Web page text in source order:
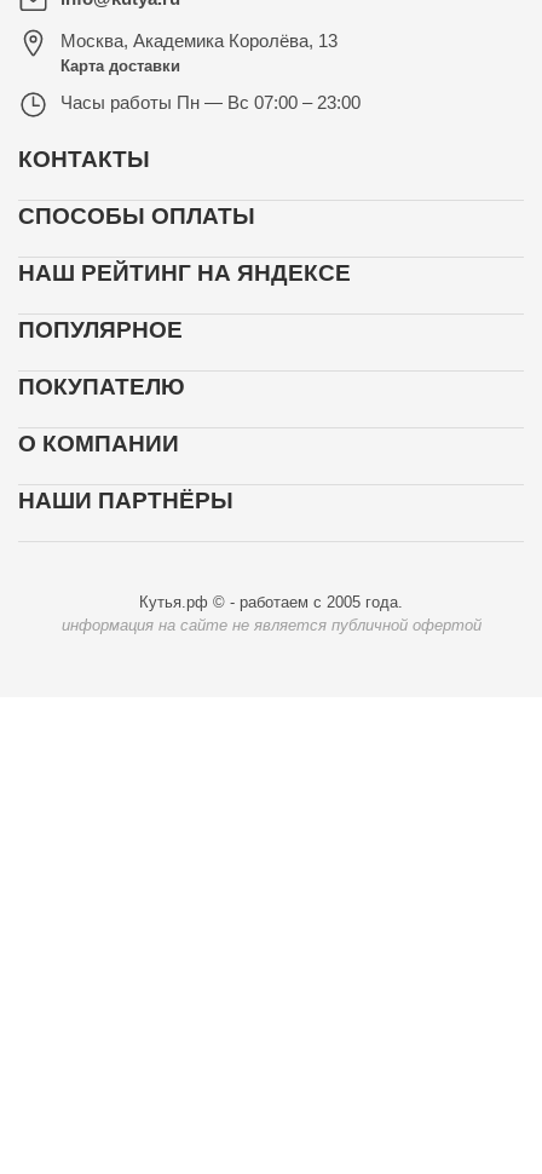
Москва, Академика Королёва, 13
Карта доставки
Часы работы Пн — Вс 07:00 – 23:00
КОНТАКТЫ
СПОСОБЫ ОПЛАТЫ
НАШ РЕЙТИНГ НА ЯНДЕКСЕ
ПОПУЛЯРНОЕ
ПОКУПАТЕЛЮ
О КОМПАНИИ
НАШИ ПАРТНЁРЫ
Кутья.рф © - работаем с 2005 года.
информация на сайте не является публичной офертой